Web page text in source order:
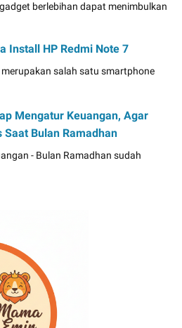
berlebihan dapat menimbulkan
Install HP Redmi Note 7
merupakan salah satu smartphone
Mengatur Keuangan, Agar
Saat Bulan Ramadhan
- Bulan Ramadhan sudah